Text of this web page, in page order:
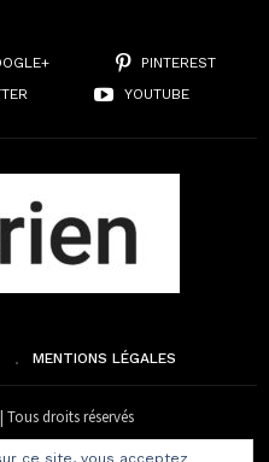
PINTEREST
YOUTUBE
MENTIONS LÉGALES
| Tous droits réservés
ce site, vous acceptez